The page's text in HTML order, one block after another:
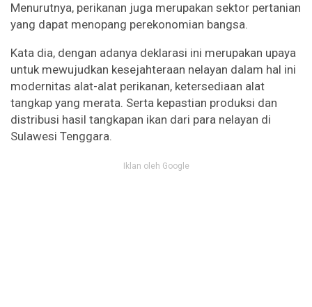
Menurutnya, perikanan juga merupakan sektor pertanian
yang dapat menopang perekonomian bangsa.
Kata dia, dengan adanya deklarasi ini merupakan upaya
untuk mewujudkan kesejahteraan nelayan dalam hal ini
modernitas alat-alat perikanan, ketersediaan alat
tangkap yang merata. Serta kepastian produksi dan
distribusi hasil tangkapan ikan dari para nelayan di
Sulawesi Tenggara.
Iklan oleh Google